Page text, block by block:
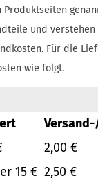
Produktseiten
und verstehen
Für die
wie folgt.
2,00 €
15 € 2,50 €